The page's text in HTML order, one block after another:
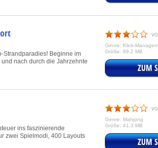
Strandparadies! Beginne im
nach durch die Jahrzehnte
Genre: Klick-
Größe: 89.2 MB
ZUM
ins faszinierende
zwei Spielmodi, 400 Layouts
Genre: Mahjong
Größe: 41.3 MB
ZUM